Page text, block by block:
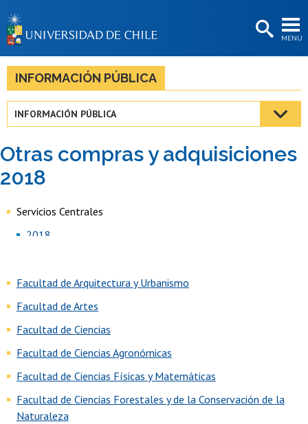
MENÚ
BIBLIOTECAS
LA UNIVERSIDAD
Estudiantes
Académicas/os
INFORMACIÓN PÚBLICA
INFORMACIÓN PÚBLICA
Otras compras y adquisiciones
2018
Servicios Centrales
2018
Facultad de Arquitectura y Urbanismo
Facultad de Artes
Facultad de Ciencias
Facultad de Ciencias Agronómicas
Facultad de Ciencias Físicas y Matemáticas
Facultad de Ciencias Forestales y de la Conservación de la
Naturaleza